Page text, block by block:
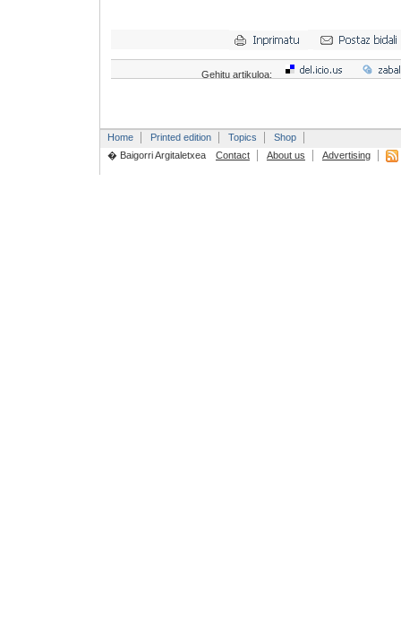
Gehitu artikuloa:
Home Printed edition Topics
Shop
� Baigorri Argitaletxea
Contact About us Advertising